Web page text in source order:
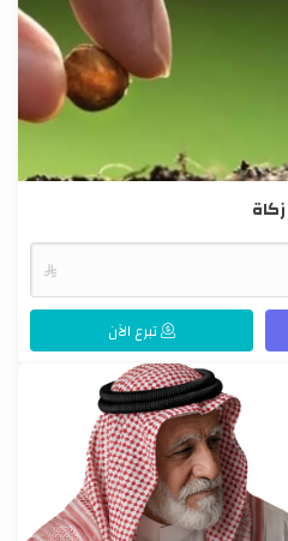
زكاة

تبرع الآن